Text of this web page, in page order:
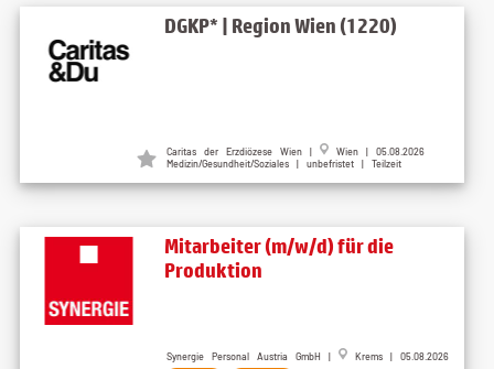
DGKP* | Region Wien (1220)
Caritas der Erzdiözese Wien |
Wien | 05.08.2026
Medizin/Gesundheit/Soziales | unbefristet | Teilzeit
Mitarbeiter (m/w/d) für die
Produktion
Synergie Personal Austria GmbH | Krems | 05.08.2026